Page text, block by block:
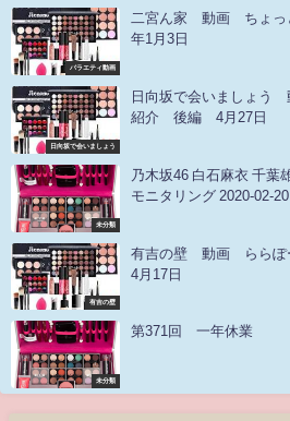
バラエティ動画
二宮ん家 動画 ちょっ
年1月3日
日向坂で会いましょう
日向坂で会いましょう
紹介 後編 4月27日
未分類
乃木坂46 白石麻衣 千葉
モニタリング 2020-02-20
有吉の壁
有吉の壁 動画 ららぽ
4月17日
未分類
第371回 一年休業